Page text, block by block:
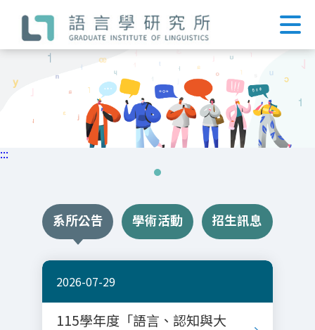
內
區
塊
:::
系所公告 學術活動 招生訊息
2026-07-29
115學年度「語言、認知與大